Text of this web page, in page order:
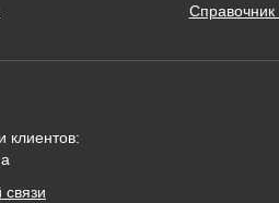
Справочник
клиентов: